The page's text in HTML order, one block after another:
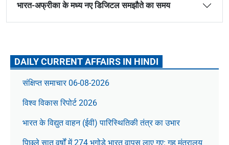
भारत-अफ्रीका के मध्य नए डिजिटल समझौते का समय
DAILY CURRENT AFFAIRS IN HINDI
संक्षिप्त समाचार 06-08-2026
विश्व विकास रिपोर्ट 2026
भारत के विद्युत वाहन (ईवी) पारिस्थितिकी तंत्र का उभार
पिछले सात वर्षों में 274 भगोड़े भारत वापस लाए गए: गृह मंत्रालय